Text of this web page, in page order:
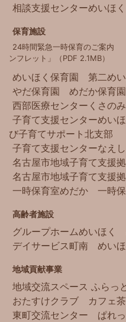
相談支援センターめいほく
保育施設
24時間緊急一時保育のご案内
ンフレット」（PDF 2.1MB）
めいほく保育園 第二め
やだ保育園
めだか保育園
西部医療センター くさの
子育て支援センターめいほ
び子育てサポート北支部
子育て支援センターなえ
名古屋市地域子育て支援
名古屋市地域子育て支援
一時保育室めだか
一時
高齢者施設
グループホームめいほく
デイサービス町南
めい
地域貢献事業
地域交流スペース ふらっ
おたすけクラブ
カフェ
東町交流センター
ぱれ